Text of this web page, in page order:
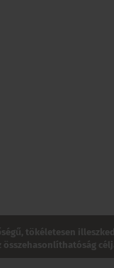
tökéletesen
összehasonlíthatóság